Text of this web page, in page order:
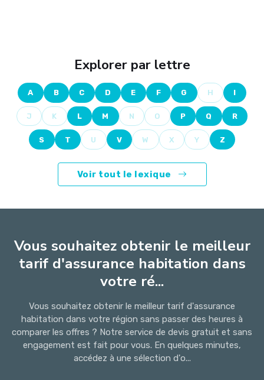
Explorer par lettre
A B C D E F G H I
J K L M N O P Q R
S T U V W X Y Z
Voir tout le lexique
Vous souhaitez obtenir le meilleur
tarif d'assurance habitation dans
votre ré...
Vous souhaitez obtenir le meilleur tarif d'assurance
habitation dans votre région sans passer des heures à
comparer les offres ? Notre service de devis gratuit et sans
engagement est fait pour vous. En quelques minutes,
accédez à une sélection d'o...